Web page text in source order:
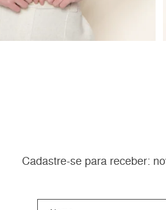
Cadastre-se para receber: